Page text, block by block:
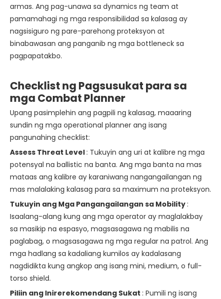
armas. Ang pag-unawa sa dynamics ng team at
pamamahagi ng mga responsibilidad sa kalasag ay
nagsisiguro ng pare-parehong proteksyon at
binabawasan ang panganib ng mga bottleneck sa
pagpapatakbo.
Checklist ng Pagsusukat para sa
mga Combat Planner
Upang pasimplehin ang pagpili ng kalasag, maaaring
sundin ng mga operational planner ang isang
pangunahing checklist:
Assess Threat Level : Tukuyin ang uri at kalibre ng mga
potensyal na ballistic na banta. Ang mga banta na mas
mataas ang kalibre ay karaniwang nangangailangan ng
mas malalaking kalasag para sa maximum na proteksyon.
Tukuyin ang Mga Pangangailangan sa Mobility :
Isaalang-alang kung ang mga operator ay maglalakbay
sa masikip na espasyo, magsasagawa ng mabilis na
paglabag, o magsasagawa ng mga regular na patrol. Ang
mga hadlang sa kadaliang kumilos ay kadalasang
nagdidikta kung angkop ang isang mini, medium, o full-
torso shield.
Piliin ang Inirerekomendang Sukat : Pumili ng isang